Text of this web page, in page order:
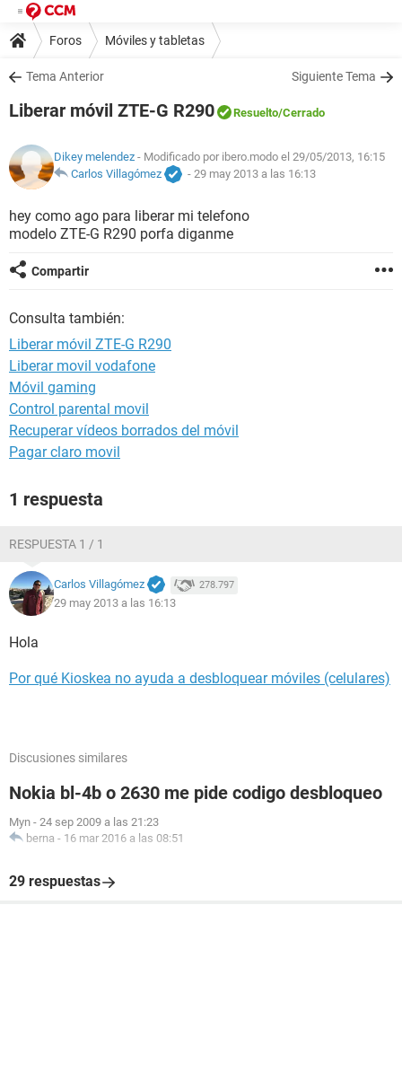
Foros Móviles y tabletas
Tema Anterior Siguiente Tema
Liberar móvil ZTE-G R290 Resuelto/Cerrado
Dikey melendez - Modificado por ibero.modo el 29/05/2013, 16:15
Carlos Villagómez
- 29 may 2013 a las 16:13
hey como ago para liberar mi telefono
modelo ZTE-G R290 porfa diganme
Compartir
Consulta también:
Liberar móvil ZTE-G R290
Liberar movil vodafone
Móvil gaming
Control parental movil
Recuperar vídeos borrados del móvil
Pagar claro movil
1 respuesta
RESPUESTA 1 / 1
Carlos Villagómez 278.797
29 may 2013 a las 16:13
Hola
Por qué Kioskea no ayuda a desbloquear móviles (celulares)
Discusiones similares
Nokia bl-4b o 2630 me pide codigo desbloqueo
Myn - 24 sep 2009 a las 21:23
berna - 16 mar 2016 a las 08:51
29 respuestas